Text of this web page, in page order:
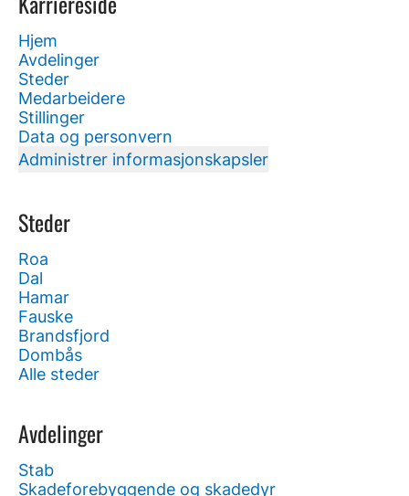
Hjem
Avdelinger
Steder
Medarbeidere
Stillinger
Data og personvern
Administrer informasjonskapsler
Steder
Roa
Dal
Hamar
Fauske
Brandsfjord
Dombås
Alle steder
Avdelinger
Stab
Skadeforebyggende og skadedyr